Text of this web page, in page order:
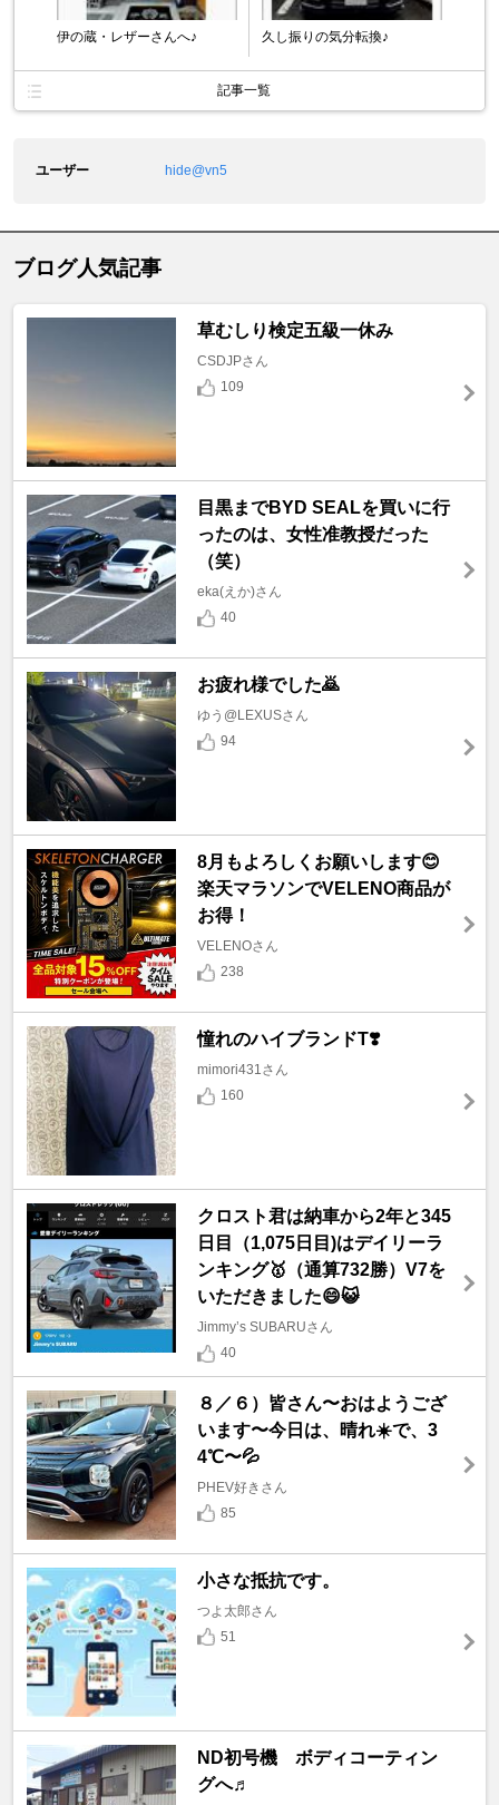
伊の蔵・レザーさんへ♪ 久し振りの気分転換♪
記事一覧
ユーザー hide@vn5
ブログ人気記事
草むしり検定五級一休み
CSDJPさん
109
目黒までBYD SEALを買いに行
ったのは、女性准教授だった
（笑）
eka(えか)さん
40
お疲れ様でした🙇
ゆう@LEXUSさん
94
8月もよろしくお願いします😊
楽天マラソンでVELENO商品が
お得！
VELENOさん
238
憧れのハイブランドT❣️
mimori431さん
160
クロスト君は納車から2年と345
日目（1,075日目)はデイリーラ
ンキング🥇（通算732勝）V7を
いただきました😄😺
Jimmy’s SUBARUさん
40
８／６）皆さん〜おはようござ
います〜今日は、晴れ☀️で、3
4℃〜💦
PHEV好きさん
85
小さな抵抗です。
つよ太郎さん
51
ND初号機 ボディコーティン
グへ♬